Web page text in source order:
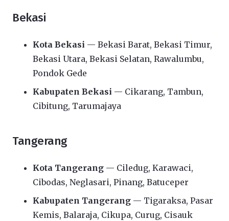
Bekasi
Kota Bekasi — Bekasi Barat, Bekasi Timur,
Bekasi Utara, Bekasi Selatan, Rawalumbu,
Pondok Gede
Kabupaten Bekasi — Cikarang, Tambun,
Cibitung, Tarumajaya
Tangerang
Kota Tangerang — Ciledug, Karawaci,
Cibodas, Neglasari, Pinang, Batuceper
Kabupaten Tangerang — Tigaraksa, Pasar
Kemis, Balaraja, Cikupa, Curug, Cisauk